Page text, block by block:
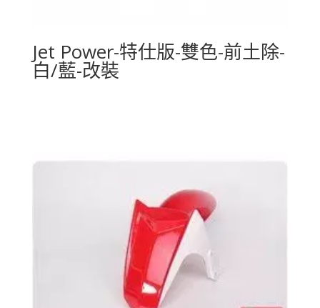
Jet Power-特仕版-雙色-前土除-
白/藍-改裝